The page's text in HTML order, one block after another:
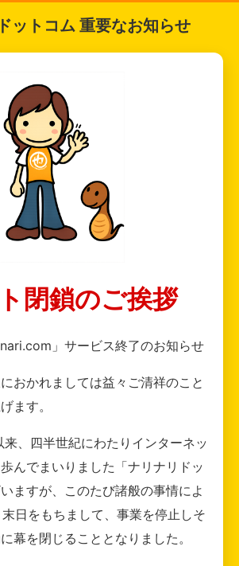
ットコム 重要なお知らせ
閉鎖のご挨拶
」サービス終了のお知らせ
おかれましては益々ご清祥のこと
ます。
、四半世紀にわたりインターネッ
んでまいりました「ナリナリドッ
ますが、このたび諸般の事情によ
日をもちまして、事業を停止しそ
幕を閉じることとなりました。